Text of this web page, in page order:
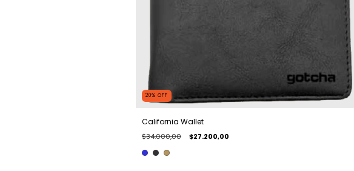
20% OFF
California Wallet
$34.000,00 $27.200,00